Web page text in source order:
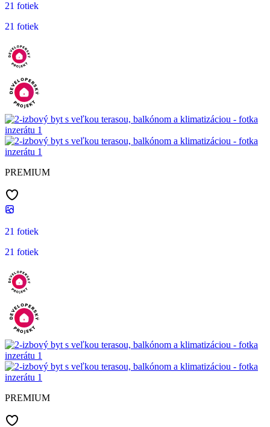
21 fotiek
21 fotiek
PREMIUM
21 fotiek
21 fotiek
PREMIUM